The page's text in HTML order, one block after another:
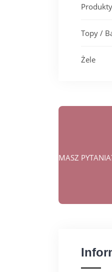
Topy /
Żele
MASZ